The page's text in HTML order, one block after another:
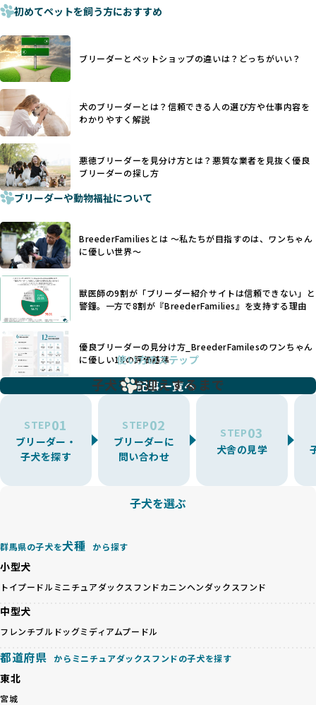
少なくなく、消費者にとって選択の判断が難しい現状があり
さらに、書類審査のみで掲載が許可されるサイトが多く、実
際の飼育環境やブリーダーの姿勢が見えにくい点も課題で
す。こうしたサイトでは、ブリーダーが記載する情報が主で
あり、実際の現場や日々のケアの状況がわからないため、営
利優先の「悪徳ブリーダー」が含まれるリスクが高まりま
す。
BreederFamiliesでは、ワンちゃんを大切にする「優良ブリ
ーダー」のみを紹介するために、法令を超えた独自の基準を
設け、ブリーダーの理念や飼育環境の厳格なチェックを行っ
ています。
一部の営利優先のブリーディングでは、母犬の出産負担を考
えずに大量繁殖が行われ、親犬が心身ともに疲弊するケース
が見られます。さらに、コストカットのために食事を減らし
たり、栄養のない食事を与える、適切な健康管理が行われな
いなど、ワンちゃんの健康と福祉が犠牲にされることも少な
くありません。
また、健康リスクが予測しづらいミックス犬の繁殖や、愛情
が行き届かない多頭飼育等も問題です。これらのブリーディ
ング手法は、ワンちゃんの福祉を無視し、利益のみを追求す
るブリーダーによるものが多く、消費者にとっても深刻な課
題となっています。
BreederFamiliesでは、こうしたワンちゃんに優しくないブ
リーディングをなくすため、すべてのワンちゃんを家族のよ
うに大切に飼育・繁殖を行っている「優良ブリーダー」のみ
BreederFamiliesでは、アニマルウェルフェアを最優先に考
えた6つの絶対基準と12の総合基準を設定しています。これに
ことを徹底しています。
BreederFamiliesでは、以下の6項目を必須条件とし、これら
基づいた責任あるブリーディングを確保しています。
さらに、健康管理、社会性の育成、遺伝子検査、食事や運動
の質など、ワンちゃんの心身に配慮した飼育環境が整ってい
るかを評価する12項目の総合基準を設けています。これによ
り、より高い基準をクリアしたブリーダーだけを厳選してい
ます。
その結果、合格率10%未満という厳しい基準をクリアした優
良ブリーダーのみが登録されています。
BreederFamiliesでは、法令に準拠するだけでなく、ワンち
ゃんを家族のように愛するという理念を共有するブリーダー
のみを厳選しています。これにより、ユーザーの皆さんに安
手段でもあるため、切断されることで他の犬や人間との意思
ヨーロッパ諸国ではこうした処置が禁止されている一方で、
日本ではいまだ行われる場合があります。
優良ブリーダーは動物福祉を優先し、ワンちゃんの自然な姿
を大切にするため断尾・断耳を行いません。
一方、営利優先ブリーダーでは「見た目が良く売れやすい」
ことを理由に断尾や断耳を行うことがあり、中には麻酔なし
で処置するケースも見受けられます。
「耳やしっぽを切らない」詳細はこちら
犬種ごとに異なる健康リスクや育て方のポイントを理解し、
適切に対応するためには、深い知識と豊富な経験が欠かせま
せん。現在、犬種は200種類以上あり、それぞれに特有の健康
たとえば、パグは呼吸器系のトラブルを抱えやすく、ラブラ
ドール・レトリバーには股関節形成不全への注意が必要で
す。このような犬種ごとの違いを熟知し、適切なケアを提供
できるかどうかは、ブリーダーの専門性に大きく関わりま
す。
優良ブリーダーは、少数の犬種（一般的に3種以内）に絞って
繁殖を行い、各犬種の特徴を熟知しています。これにより、
犬種ごとの健康管理や繁殖において質の高いケアを提供する
ことが可能です。
一方、営利優先ブリーダーは流行や需要に応じて扱う犬種を
増やす傾向があり、犬種ごとに異なる健康問題や適切な育成
環境を十分に考慮しない場合があります。こうしたブリーダ
たりストレスを抱えたりするリスクが高まります。
「少数の犬種に集中」の詳細はこちら
すが、無計画な交配には健康リスクが伴います。異なる犬種
の特徴を持つことで予測しにくい健康問題が発生する可能性
が高く、診断や治療も複雑化する場合があります。また、ミ
待する理想と現実が大きく異なることも少なくありません。
健康と性格を次世代に引き継ぐために、ミックス犬の繁殖を
避けます。無計画な交配がもたらすリスクを理解し、飼い主
殖を徹底しているのです。
一方、営利優先ブリーダーは流行や需要に応じて安易にミッ
が多く見受けられます。場合によっては、チワワ×ハスキー
等体格の異なるリスクの高い交配を行うこともあります。
初めてペットを飼う方におすすめ
ブリーダーとペットショップの違いは？どっちがいい？
犬のブリーダーとは？信頼できる人の選び方や仕事内容を
わかりやすく解説
悪徳ブリーダーを見分け方とは？悪質な業者を見抜く優良
ブリーダーの探し方
ブリーダーや動物福祉について
BreederFamiliesとは 〜私たちが目指すのは、ワンちゃん
に優しい世界〜
獣医師の9割が「ブリーダー紹介サイトは信頼できない」と
警鐘。一方で8割が『BreederFamilies』を支持する理由
優良ブリーダーの見分け方_BreederFamilesのワンちゃん
に優しい18の評価基準
記事一覧へ
使い方のステップ
子犬をお迎えするまで
STEP01
ブリーダー・
子犬を探す
STEP02
ブリーダーに
問い合わせ
STEP03
犬舎の見学
子犬を選ぶ
群馬県の子犬を犬種 から探す
小型犬
トイプードル ミニチュアダックスフンドカニンヘンダックスフンド
中型犬
フレンチブルドッグミディアムプードル
都道府県 からミニチュアダックスフンドの子犬を探す
東北
宮城